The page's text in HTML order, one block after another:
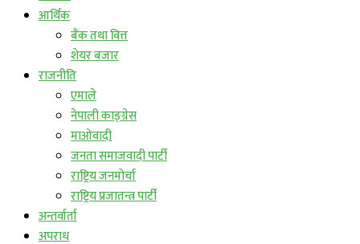
आर्थिक
बैंक तथा वित्त
शेयर बजार
राजनीति
एमाले
नेपाली काङ्ग्रेस
माओवादी
जनता समाजवादी पार्टी
राष्ट्रिय जनमोर्चा
राष्ट्रिय प्रजातन्त्र पार्टी
अन्तर्वार्ता
अपराध